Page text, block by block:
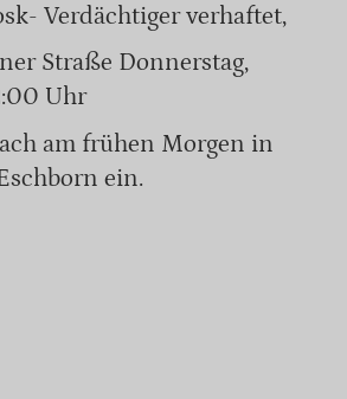
Verdächtiger verhaftet,
Straße Donnerstag,
Uhr
am frühen Morgen in
ein.